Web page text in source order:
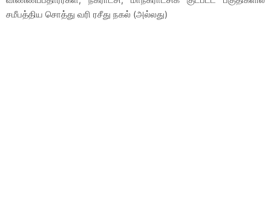
சமீபத்திய சொத்து வரி ரசீது நகல் (அல்லது)